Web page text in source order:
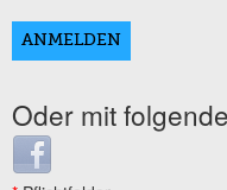
Oder mit
Login with Facebook